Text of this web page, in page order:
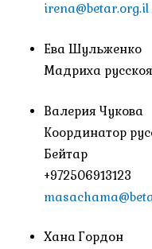
irena@betar.org.il
Ева Шульженко
Мадриха
Валерия Чукова
Координатор
Бейтар
+972506913123
Хана Гордон